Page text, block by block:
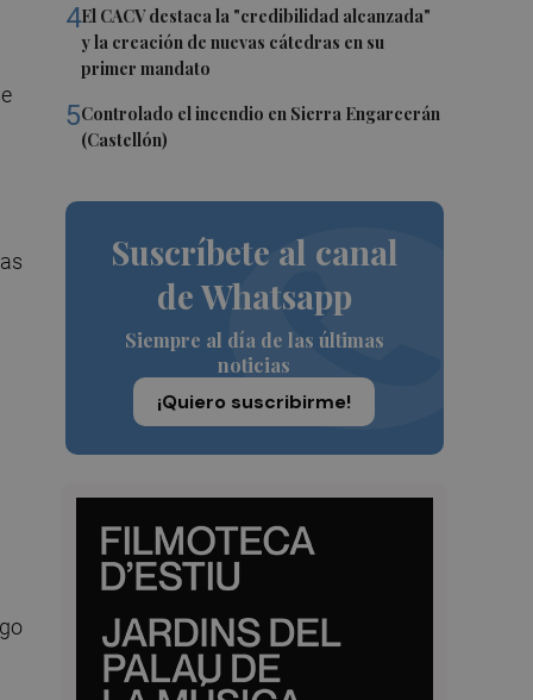
4El CACV destaca la "credibilidad alcanzada"
y la creación de nuevas cátedras en su
primer mandato
5Controlado el incendio en Sierra Engarcerán
(Castellón)
Suscríbete al canal
de Whatsapp
Siempre al día de las últimas
noticias
¡Quiero suscribirme!